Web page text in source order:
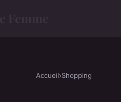
Accueil›Shopping